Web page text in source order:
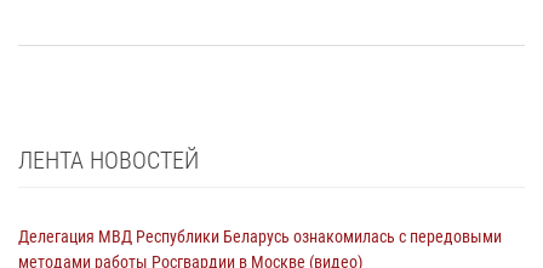
ЛЕНТА НОВОСТЕЙ
Делегация МВД Республики Беларусь ознакомилась с передовыми
методами работы Росгвардии в Москве (видео)